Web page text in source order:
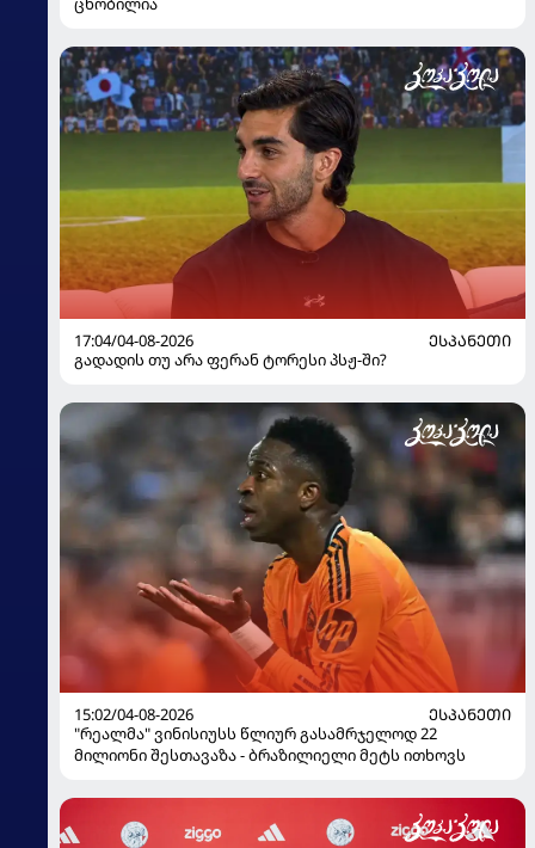
17:04/04-08-2026
ᲔᲡᲞᲐᲜᲔᲗᲘ
გადადის თუ არა ფერან ტორესი პსჟ-ში?
15:02/04-08-2026
ᲔᲡᲞᲐᲜᲔᲗᲘ
"რეალმა" ვინისიუსს წლიურ გასამრჯელოდ 22
მილიონი შესთავაზა - ბრაზილიელი მეტს ითხოვს